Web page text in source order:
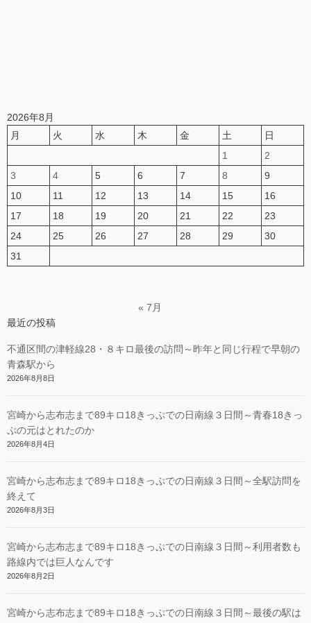
2026年8月
月
火 水 木 金 土
日
1
2
3
4 5 6 7 8
9
10
11 12 13 14 15
16
17
18 19 20 21 22
23
24
25 26 27 28 29
30
31
« 7月
最近の投稿
不通区間の津軽線28・８キロ最後の訪問～昨年と同じ行程で早朝の
青森駅から
2026年8月8日
宮崎から志布志まで89キロ18きっぷでの日南線３日間～青春18きっ
ぷの元はとれたのか
2026年8月4日
宮崎から志布志まで89キロ18きっぷでの日南線３日間～全駅訪問を
終えて
2026年8月3日
宮崎から志布志まで89キロ18きっぷでの日南線３日間～利用者数も
路線内では巨人なんです
2026年8月2日
宮崎から志布志まで89キロ18きっぷでの日南線３日間～最後の駅は